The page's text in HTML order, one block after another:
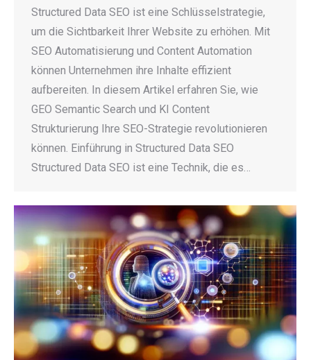
Structured Data SEO ist eine Schlüsselstrategie,
um die Sichtbarkeit Ihrer Website zu erhöhen. Mit
SEO Automatisierung und Content Automation
können Unternehmen ihre Inhalte effizient
aufbereiten. In diesem Artikel erfahren Sie, wie
GEO Semantic Search und KI Content
Strukturierung Ihre SEO-Strategie revolutionieren
können. Einführung in Structured Data SEO
Structured Data SEO ist eine Technik, die es…